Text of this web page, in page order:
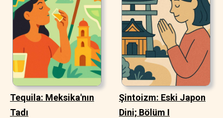
Tequila: Meksika'nın
Tadı
Şintoizm: Eski Japon
Dini; Bölüm I